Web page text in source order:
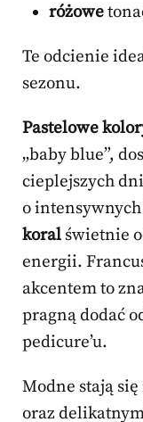
różowe
Te odcienie
sezonu.
Pastelowe
„baby blue”,
cieplejszych
o
koral świetnie
energii.
akcentem to
pragną dodać
pedicure’u.
Modne stają
oraz